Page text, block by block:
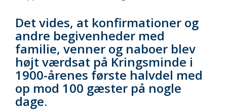
Det vides, at konfirmationer og
andre begivenheder med
familie, venner og naboer blev
højt værdsat på Kringsminde i
1900-årenes første halvdel med
op mod 100 gæster på nogle
dage.